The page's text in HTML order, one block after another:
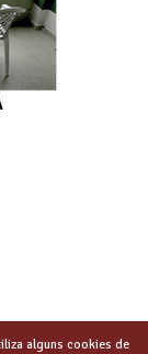
alguns cookies de